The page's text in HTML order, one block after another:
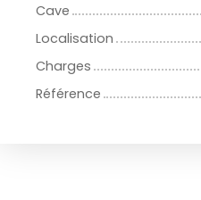
Cave
Localisation
Charges
Référence